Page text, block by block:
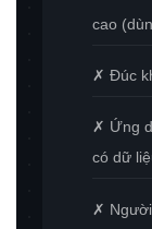
cao
✗ Đúc
✗ Ứng
có dữ
✗